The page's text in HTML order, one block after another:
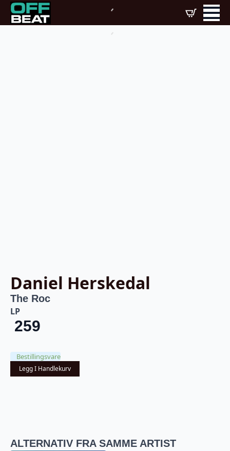
Daniel Herskedal
The Roc
LP
259
Bestillingsvare
Legg I Handlekurv
ALTERNATIV FRA SAMME ARTIST